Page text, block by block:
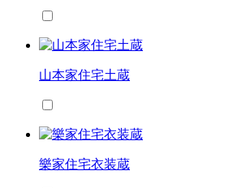
山本家住宅土蔵
樂家住宅衣装蔵